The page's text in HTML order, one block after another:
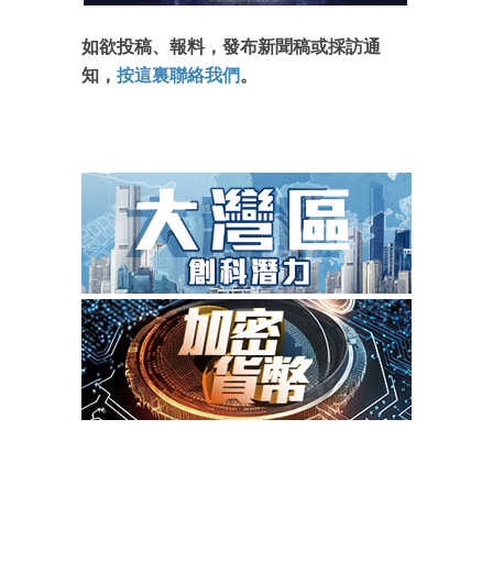
如欲投稿、報料，發布新聞稿或採訪通
知， 按這裏聯絡我們。